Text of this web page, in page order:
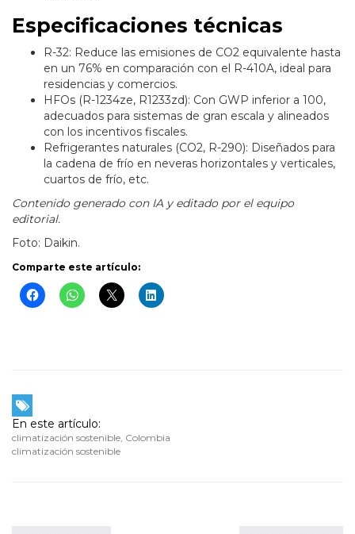
Especificaciones técnicas
R-32: Reduce las emisiones de CO2 equivalente hasta
en un 76% en comparación con el R-410A, ideal para
residencias y comercios.
HFOs (R-1234ze, R1233zd): Con GWP inferior a 100,
adecuados para sistemas de gran escala y alineados
con los incentivos fiscales.
Refrigerantes naturales (CO2, R-290): Diseñados para
la cadena de frío en neveras horizontales y verticales,
cuartos de frío, etc.
Contenido generado con IA y editado por el equipo
editorial.
Foto: Daikin.
Comparte este artículo:
En este artículo:
climatización sostenible, Colombia
climatización sostenible